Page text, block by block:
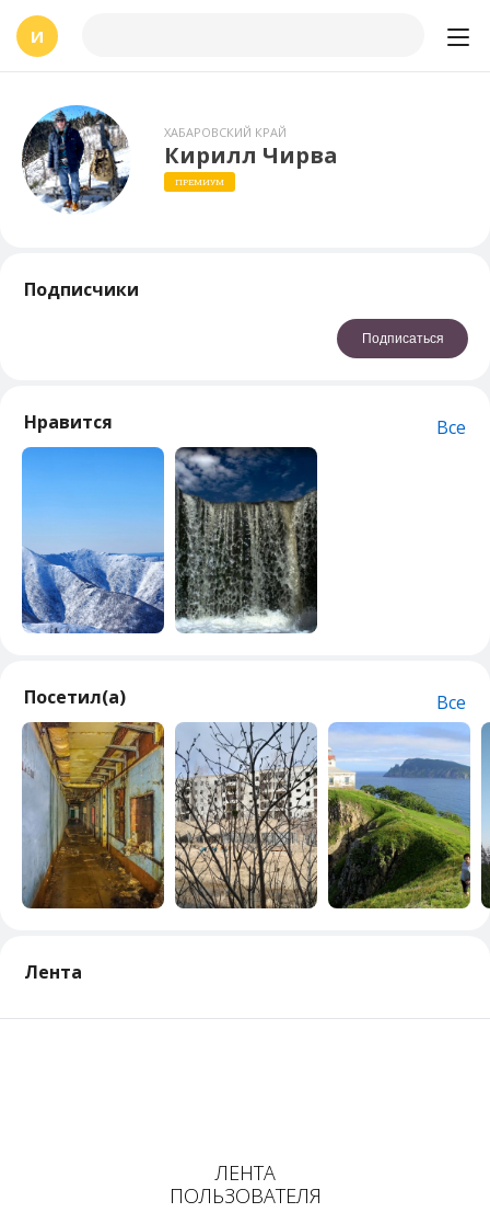
И
ХАБАРОВСКИЙ КРАЙ
Кирилл Чирва
ПРЕМИУМ
Подписчики
Подписаться
Нравится Все
Посетил(а) Все
Лента
ЛЕНТА
ПОЛЬЗОВАТЕЛЯ